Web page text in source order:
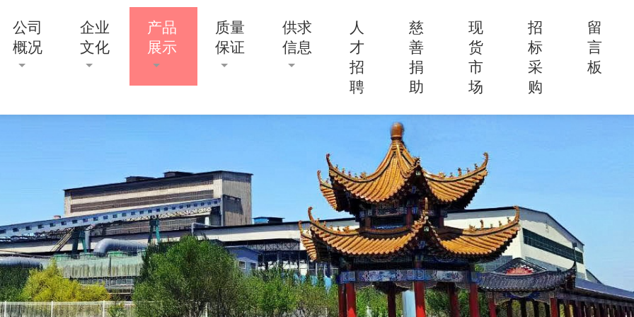
公司
概况
企业
文化
产品
展示
质量
保证
供求
信息
人
才
招
聘
慈
善
捐
助
现
货
市
场
招
标
采
购
留
言
板